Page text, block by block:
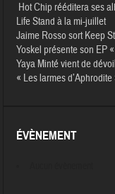
Hot Chip rééditera ses
Life Stand à la mi-juillet
Jaime Rosso sort Keep
Yoskel présente son EP
Yaya Minté vient de
« Les larmes
ÉVÈNEMENT